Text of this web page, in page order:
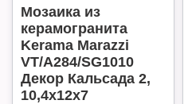
Мозаика из
керамогранита
Kerama Marazzi
VT/A284/SG1010
Декор Кальсада 2,
10,4x12x7